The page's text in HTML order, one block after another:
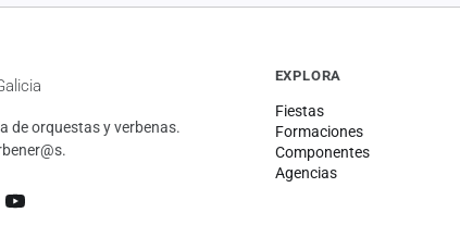
de orquestas y verbenas.
EXPLORA
Fiestas
Formaciones
Componentes
Agencias